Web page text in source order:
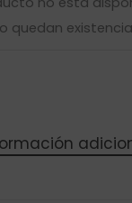
quedan